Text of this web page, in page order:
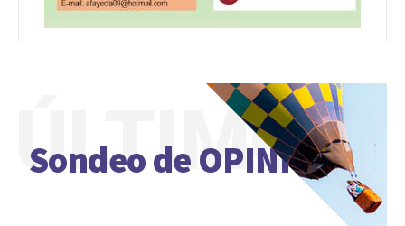
Sondeo de OPINIÓN
ÚLTIMO